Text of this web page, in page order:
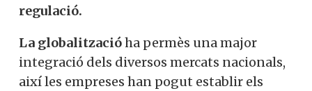
regulació.
La globalitzacióha permès una major
integració dels diversos mercats nacionals,
així les empreses han pogut establir els